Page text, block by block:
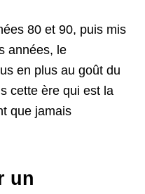
80 et 90, puis mis
années, le
en plus au goût du
cette ère qui est la
que jamais
un